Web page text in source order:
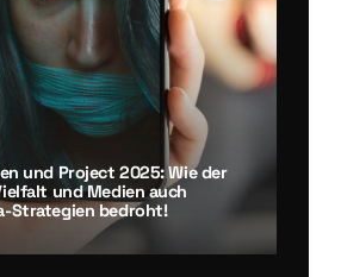
und Pro­ject 2025: Wie der
und Medi­en auch
Stra­te­gien bedroht!